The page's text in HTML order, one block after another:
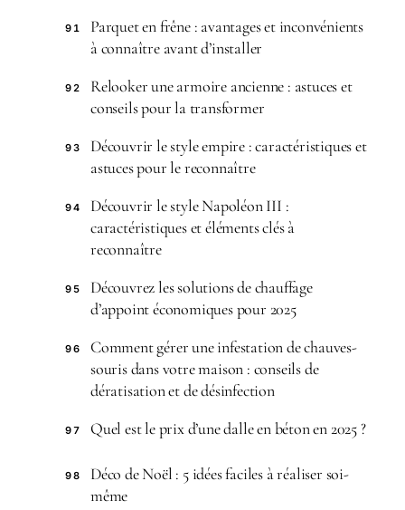
91
Parquet en frêne : avantages et inconvénients
à connaître avant d’installer
92
Relooker une armoire ancienne : astuces et
conseils pour la transformer
93
Découvrir le style empire : caractéristiques et
astuces pour le reconnaître
94
Découvrir le style Napoléon III :
caractéristiques et éléments clés à
reconnaître
95
Découvrez les solutions de chauffage
d’appoint économiques pour 2025
96
Comment gérer une infestation de chauves-
souris dans votre maison : conseils de
dératisation et de désinfection
97 Quel est le prix d’une dalle en béton en 2025 ?
98
Déco de Noël : 5 idées faciles à réaliser soi-
même